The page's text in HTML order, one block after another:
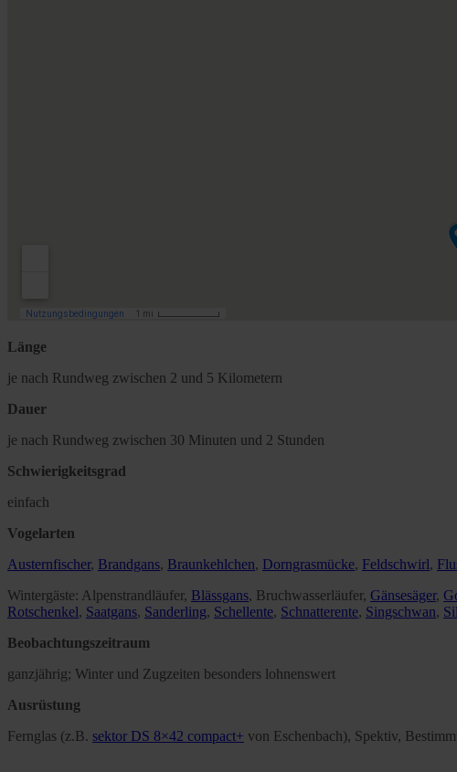
Länge
je nach Rundweg zwischen 2 und 5 Kilometern
Dauer
je nach Rundweg zwischen 30 Minuten und 2 Stunden
Schwierigkeitsgrad
einfach
Vogelarten
Austernfischer, Brandgans, Braunkehlchen, Dorngrasmücke, Feldschwirl,
Wintergäste: Alpenstrandläufer, Blässgans, Bruchwasserläufer, Gänsesäger,
Rotschenkel, Saatgans, Sanderling, Schellente, Schnatterente, Singschwan,
Beobachtungszeitraum
ganzjährig; Winter und Zugzeiten besonders lohnenswert
Ausrüstung
Fernglas (z.B. sektor DS 8×42 compact+ von Eschenbach), Spektiv,